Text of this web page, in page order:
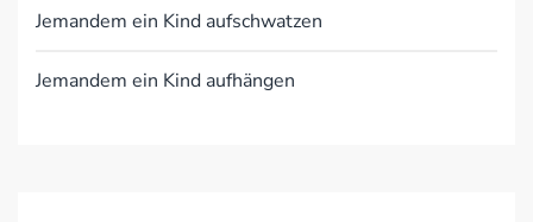
Jemandem ein Kind aufschwatzen
Jemandem ein Kind aufhängen